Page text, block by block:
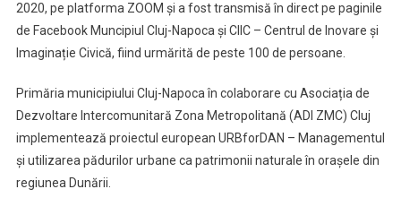
2020, pe platforma ZOOM și a fost transmisă în direct pe paginile
de Facebook Muncipiul Cluj-Napoca și CIIC – Centrul de Inovare și
Imaginație Civică, fiind urmărită de peste 100 de persoane.
Primăria municipiului Cluj-Napoca în colaborare cu Asociația de
Dezvoltare Intercomunitară Zona Metropolitană (ADI ZMC) Cluj
implementează proiectul european URBforDAN – Managementul
şi utilizarea pădurilor urbane ca patrimonii naturale în oraşele din
regiunea Dunării.